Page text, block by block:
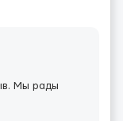
Мы рады